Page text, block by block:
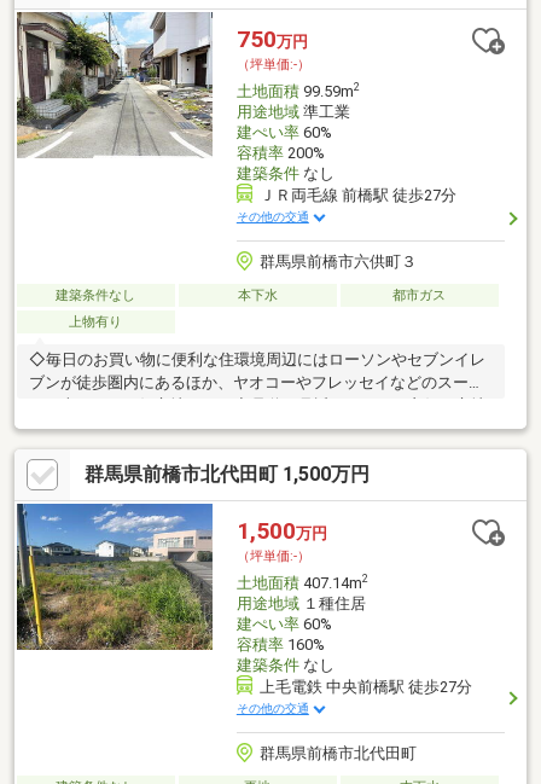
750万円
（坪単価:-）
土地面積99.59m2
用途地域準工業
建ぺい率60%
容積率200%
建築条件なし
ＪＲ両毛線 前橋駅 徒歩27分
その他の交通
群馬県前橋市六供町３
建築条件なし 本下水
都市ガス
上物有り
◇毎日のお買い物に便利な住環境周辺にはローソンやセブンイレ
ブンが徒歩圏内にあるほか、ヤオコーやフレッセイなどのスーパ
県道13号まで車で約2分と近く、マイカーでの通勤や週末のお出
かけに便利。前橋駅へもアクセスしやすい環境です。◇建築条件
なしでお好きなハウスメーカーへ建築条件は付いていないため、
工務店やハウスメーカーを自由に選べます。こだわりの注文住宅
を建てたい方におすすめです。◇北東角地の開放的な住宅用地東
側約6mと北側約4mの道路に面した角地。敷地全体を有効に活用
しやすい整形地で、理想のマイホーム建築に最適です。
群馬県前橋市北代田町 1,500万円
1,500万円
（坪単価:-）
土地面積407.14m2
用途地域１種住居
建ぺい率60%
容積率160%
建築条件なし
上毛電鉄 中央前橋駅 徒歩27分
その他の交通
群馬県前橋市北代田町